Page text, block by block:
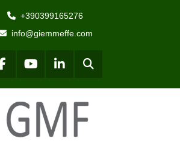
+390399165276
info@giemmeffe.com
facebookyoutubelinkedinCerca